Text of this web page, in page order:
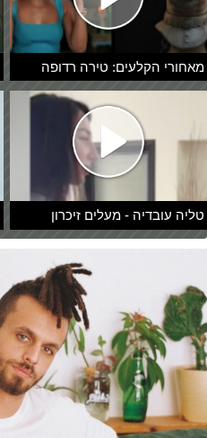
מאחורי הקלעים: טירה רדופה
טליה עובדיה - מעלים זיכרון